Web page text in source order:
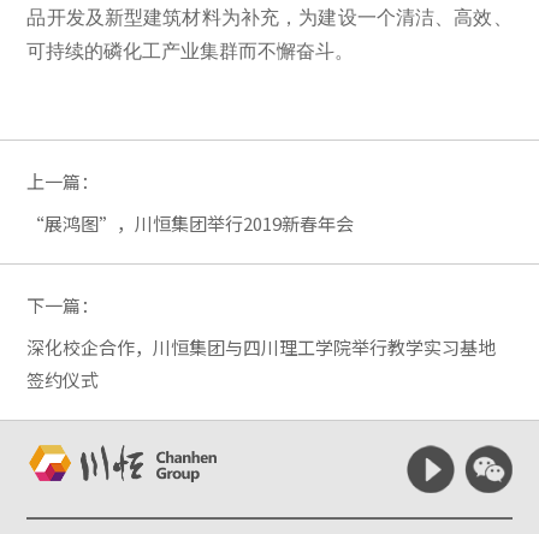
品开发及新型建筑材料为补充，为建设一个清洁、高效、
可持续的磷化工产业集群而不懈奋斗。
上一篇：
“展鸿图”，川恒集团举行2019新春年会
下一篇：
深化校企合作，川恒集团与四川理工学院举行教学实习基地
签约仪式